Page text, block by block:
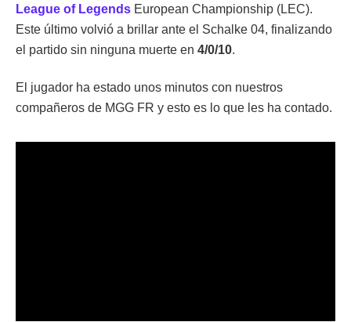
League of Legends European Championship (LEC).
Este último volvió a brillar ante el Schalke 04, finalizando
el partido sin ninguna muerte en 4/0/10.
El jugador ha estado unos minutos con nuestros
compañeros de MGG FR y esto es lo que les ha contado.